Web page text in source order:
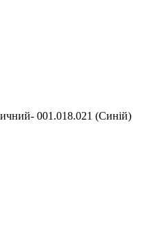
001.018.021 (Синій)